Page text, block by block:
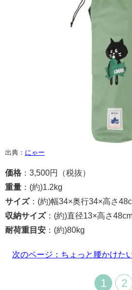
出典： にゃー
価格 ：3,500円（税抜）
重量 ：(約)1.2kg
サイズ：(約)幅34×奥行34×高さ
収納サイズ：(約)直径13×高さ
耐荷重目安 ：(約)80kg
次のページ：ちょっと腰かけた
1 2